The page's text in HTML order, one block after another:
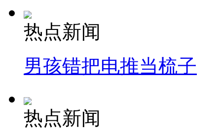
热点新闻
男孩错把电推当梳子
热点新闻